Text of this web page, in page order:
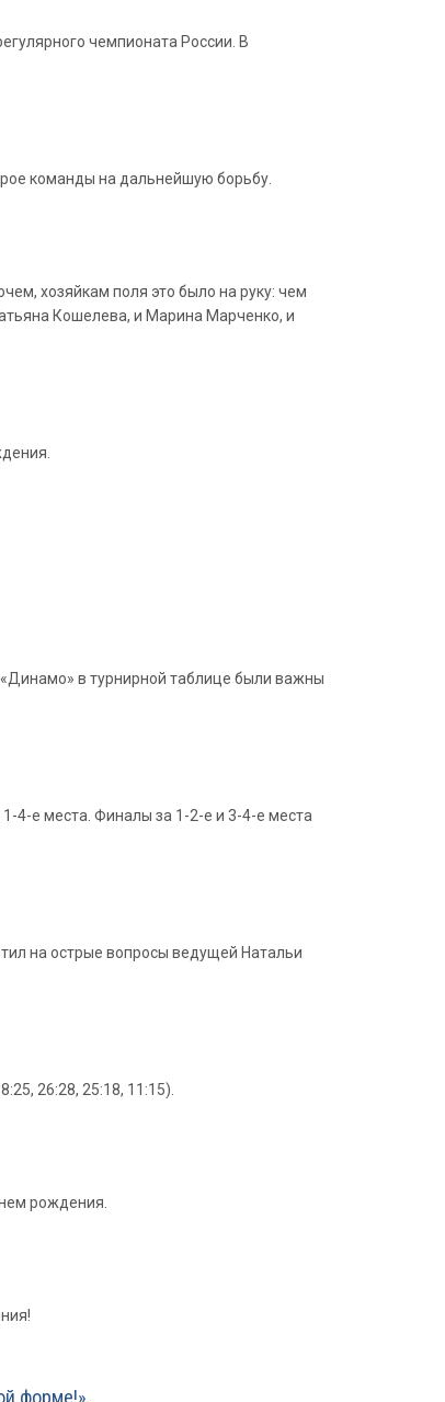
чемпионата России. В
команды на дальнейшую борьбу.
хозяйкам поля это было на руку: чем
Кошелева, и Марина Марченко, и
в турнирной таблице были важны
4-е места. Финалы за 1-2-е и 3-4-е места
на острые вопросы ведущей Натальи
26:28, 25:18, 11:15).
рождения.
форме!»